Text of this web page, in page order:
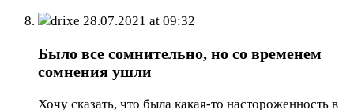
drixe 28.07.2021 at 09:32
Было все сомнительно, но со временем
сомнения ушли
Хочу сказать, что была какая-то настороженность в